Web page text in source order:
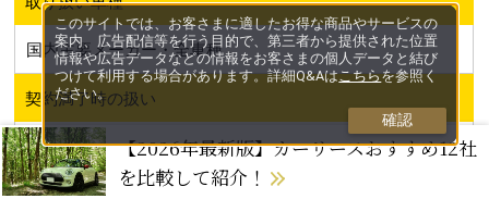
【2026年最新版】カーリースおすすめ12社
を比較して紹介！
国内主要メーカー・全車種
契約満了時の扱い
返却、乗り換え
7年以上の契約の場合はリースカーをもらえる
このサイトでは、お客さまに適したお得な商品やサービスの
案内、広告配信等を行う目的で、第三者から提供された位置
情報や広告データなどの情報をお客さまの個人データと結び
つけて利用する場合があります。詳細Q&Aはこちらを参照く
ださい。
確認